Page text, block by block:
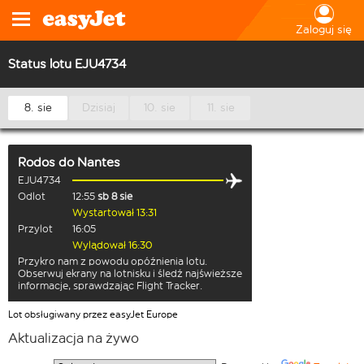
Zaloguj się
Status lotu EJU4734
8. sie Dzisiaj 10. sie 11. sie
Rodos do Nantes
EJU4734
Odlot
12:55 sb 8 sie
Wystartował 13:31
Przylot
16:05
Wylądował 16:30
Przykro nam z powodu opóźnienia lotu.
Obserwuj ekrany na lotnisku i śledź najświeższe
informacje, sprawdzając Flight Tracker.
Lot obsługiwany przez easyJet Europe
Aktualizacja na żywo